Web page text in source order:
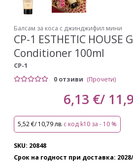
Балсам за коса с джинджифил мини
CP-1 ESTHETIC
Conditioner 100ml
CP-1
0 отзиви (Прочети)
6,13 €/
5,52 €/ 10,79 лв. с код k10 за - 10 %
SKU: 20848
Срок на годност при доставка: